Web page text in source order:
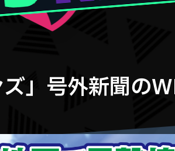
ズ」号外新聞の